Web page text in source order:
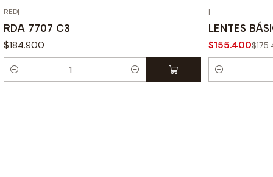
RED|
RDA 7707 C3
$184.900
Cantidad
|
LENTES
$155.400
Cantidad